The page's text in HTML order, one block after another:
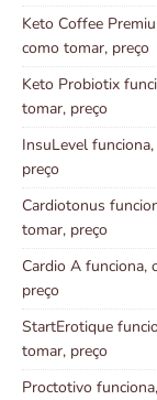
Keto Coffee
como tomar, preço
Keto Probiotix
tomar, preço
InsuLevel
preço
Cardiotonus
tomar, preço
Cardio A funciona,
preço
StartErotique
tomar, preço
Proctotivo